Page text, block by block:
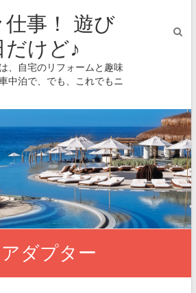
事！ 遊び
けど♪
、自宅のリフォームと趣味
中泊で、でも、これでもニ
ダプター